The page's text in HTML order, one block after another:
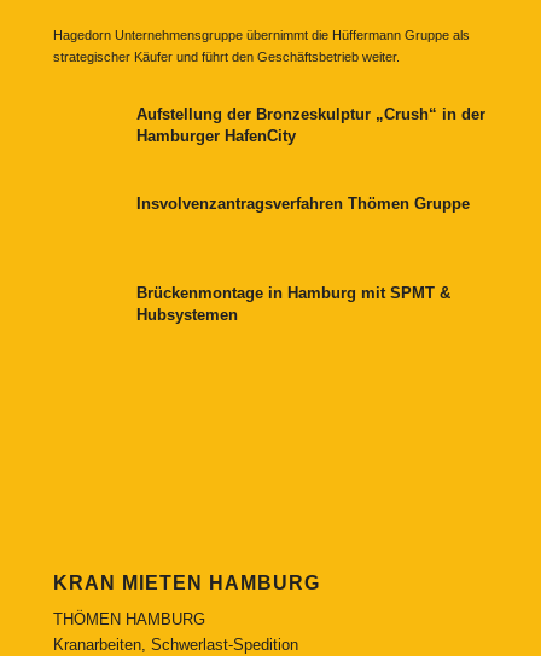
Hagedorn Unternehmensgruppe übernimmt die Hüffermann Gruppe als
strategischer Käufer und führt den Geschäftsbetrieb weiter.
Aufstellung der Bronzeskulptur „Crush“ in der
Hamburger HafenCity
Insvolvenzantragsverfahren Thömen Gruppe
Brückenmontage in Hamburg mit SPMT &
Hubsystemen
KRAN MIETEN HAMBURG
THÖMEN HAMBURG
Kranarbeiten, Schwerlast-Spedition